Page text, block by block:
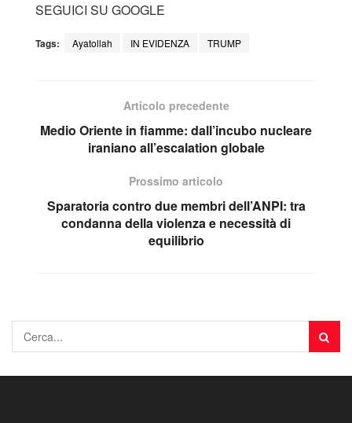
SEGUICI SU GOOGLE
Tags: Ayatollah IN EVIDENZA TRUMP
Articolo precedente
Medio Oriente in fiamme: dall’incubo nucleare
iraniano all’escalation globale
Prossimo articolo
Sparatoria contro due membri dell’ANPI: tra
condanna della violenza e necessità di
equilibrio